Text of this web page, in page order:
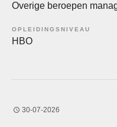
OPLEIDINGSNIVEAU
HBO
30-07-2026